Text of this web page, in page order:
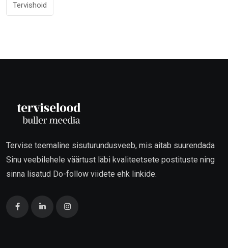
Tervishoid
Tervise teemaline sisuturundusveeb, mis aitab suurendada
Sinu veebilehele väärtust läbi kvaliteetsete postituste ning
sinna lisatud Do-follow viidete ehk linkide.